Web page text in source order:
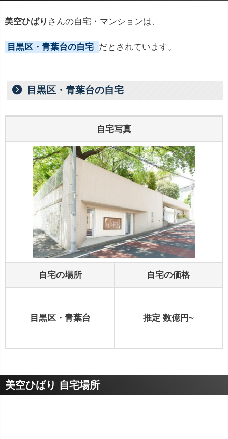
美空ひばり さんの自宅・マンションは、
目黒区・青葉台の自宅 だとされています。
目黒区・青葉台の自宅
自宅写真
自宅の場所 自宅の価格
目黒区・青葉台 推定 数億円~
美空ひばり 自宅場所